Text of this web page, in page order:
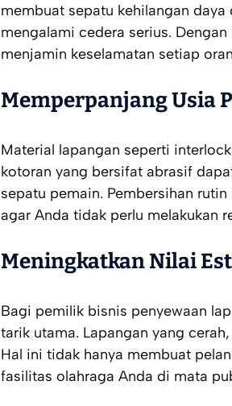
membuat sepatu kehilangan daya
mengalami cedera serius.
menjamin keselamatan setiap
Memperpanjang Usia
Material lapangan seperti interlock
kotoran yang bersifat abrasif
sepatu pemain. Pembersihan
agar Anda tidak perlu melakukan
Meningkatkan Nilai
Bagi pemilik bisnis penyewaan
tarik utama. Lapangan yang
Hal ini tidak hanya membuat
fasilitas olahraga Anda di mata